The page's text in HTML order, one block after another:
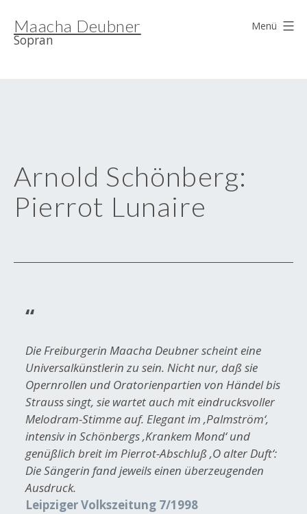
Inhalt
springen
Maacha Deubner
Sopran
Menü
Arnold Schönberg:
Pierrot Lunaire
Die Freiburgerin Maacha Deubner scheint eine
Universalkünstlerin zu sein. Nicht nur, daß sie
Opernrollen und Oratorienpartien von Händel bis
Strauss singt, sie wartet auch mit eindrucksvoller
Melodram-Stimme auf. Elegant im ‚Palmström‘,
intensiv in Schönbergs ‚Krankem Mond‘ und
genüßlich breit im Pierrot-Abschluß ‚O alter Duft‘:
Die Sängerin fand jeweils einen überzeugenden
Ausdruck.
Leipziger Volkszeitung 7/1998